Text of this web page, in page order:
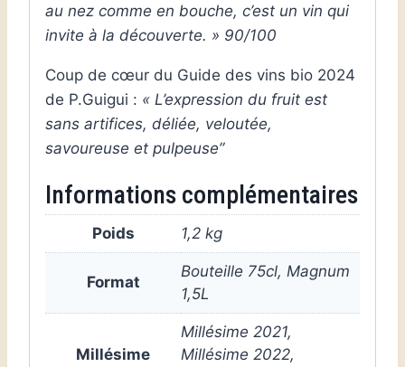
au nez comme en bouche, c’est un vin qui
invite à la découverte. » 90/100
Coup de cœur du Guide des vins bio 2024
de P.Guigui : « L’expression du fruit est
sans artifices, déliée, veloutée,
savoureuse et pulpeuse”
Informations complémentaires
Poids 1,2 kg
Format
Bouteille 75cl, Magnum
1,5L
Millésime
Millésime 2021,
Millésime 2022,